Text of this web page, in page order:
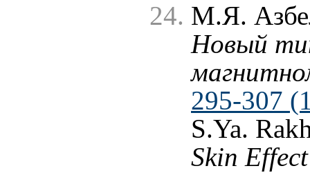
М.Я.
Новый
295-307
S.Ya.
Skin